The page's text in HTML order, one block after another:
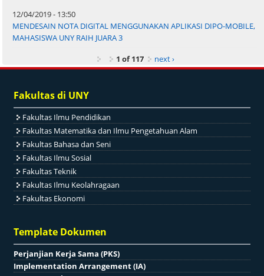
12/04/2019 - 13:50
MENDESAIN NOTA DIGITAL MENGGUNAKAN APLIKASI DIPO-MOBILE,
MAHASISWA UNY RAIH JUARA 3
1 of 117
next ›
Fakultas di UNY
Fakultas Ilmu Pendidikan
Fakultas Matematika dan Ilmu Pengetahuan Alam
Fakultas Bahasa dan Seni
Fakultas Ilmu Sosial
Fakultas Teknik
Fakultas Ilmu Keolahragaan
Fakultas Ekonomi
Template Dokumen
Perjanjian Kerja Sama (PKS)
Implementation Arrangement (IA)